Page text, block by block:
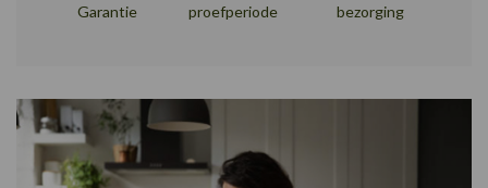
Garantie
proefperiode
bezorging